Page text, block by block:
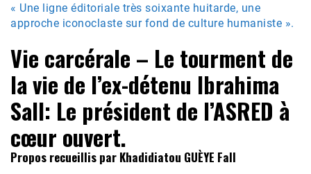
« Une ligne éditoriale très soixante huitarde, une
approche iconoclaste sur fond de culture humaniste ».
Vie carcérale – Le tourment de
la vie de l’ex-détenu Ibrahima
Sall: Le président de l’ASRED à
cœur ouvert.
Propos recueillis par Khadidiatou GUÈYE Fall